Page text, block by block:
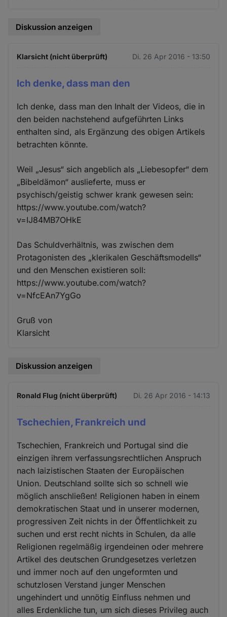
Diskussion anzeigen
Klarsicht (nicht überprüft) Di. 26 Apr 2016 - 13:50
Ich denke, dass man den
Ich denke, dass man den Inhalt der Videos, die in
den beiden nachstehend aufgeführten Links
enthalten sind, als Ergänzung des obigen Artikels
betrachten könnte.
Weil „Jesus“ sich angeblich als „Liebesopfer“ dem
„Bibeldämon“ auslieferte, muss er
psychisch/geistig schwer krank gewesen sein:
https://www.youtube.com/watch?
v=IJ84MB7OHkE
Das Schuldverhältnis, was zwischen dem
Protagonisten des „klerikalen Geschäftsmodells“
und den Menschen existieren soll:
https://www.youtube.com/watch?
v=NfcEAn7YgGo
Gruß von
Klarsicht
Diskussion anzeigen
Ronald Flug (nicht überprüft) Di. 26 Apr 2016 - 14:13
Tschechien, Frankreich und
Tschechien, Frankreich und Portugal sind die
einzigen ihrem verfassungsrechtlichen Anspruch
nach laizistischen Staaten der Europäischen
Union. Deutschland sollte sich so schnell wie
möglich anschließen! Religionen haben in einem
demokratischen Staat und in unserer modernen,
progressiven Zeit nichts in der Öffentlichkeit zu
suchen und erst recht nichts in Schulen, da alle
Religionen regelmäßig irgendeinen oder mehrere
Artikel des deutschen Grundgesetzes verletzen
und immer noch auf den ungeformten und
schutzlosen Verstand junger Menschen
ungehindert und unnötig Einfluss nehmen und
alles Erdenkliche tun, um sich dieses Privileg auch